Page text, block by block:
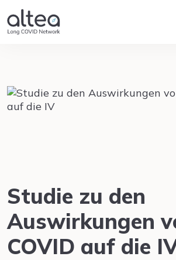
Studie zu den
Auswirkungen
COVID auf die